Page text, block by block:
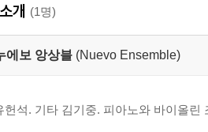
개 (1명)
에보 앙상블 (Nuevo Ensemble)
헌석. 기타 김기중. 피아노와 바이올